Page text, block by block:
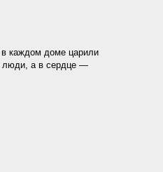
каждом доме царили
люди, а в сердце —